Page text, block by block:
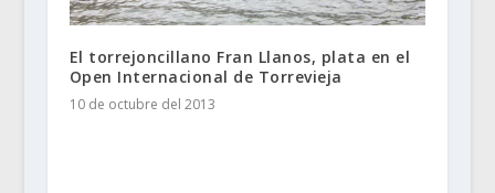
El torrejoncillano Fran Llanos, plata en el
Open Internacional de Torrevieja
10 de octubre del 2013